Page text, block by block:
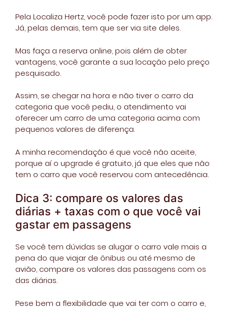
Pela Localiza Hertz, você pode fazer isto por um app.
Já, pelas demais, tem que ser via site deles.
Mas faça a reserva online, pois além de obter
vantagens, você garante a sua locação pelo preço
pesquisado.
Assim, se chegar na hora e não tiver o carro da
categoria que você pediu, o atendimento vai
oferecer um carro de uma categoria acima com
pequenos valores de diferença.
A minha recomendação é que você não aceite,
porque aí o upgrade é gratuito, já que eles que não
tem o carro que você reservou com antecedência.
Dica 3: compare os valores das
diárias + taxas com o que você vai
gastar em passagens
Se você tem dúvidas se alugar o carro vale mais a
pena do que viajar de ônibus ou até mesmo de
avião, compare os valores das passagens com os
das diárias.
Pese bem a flexibilidade que vai ter com o carro e,